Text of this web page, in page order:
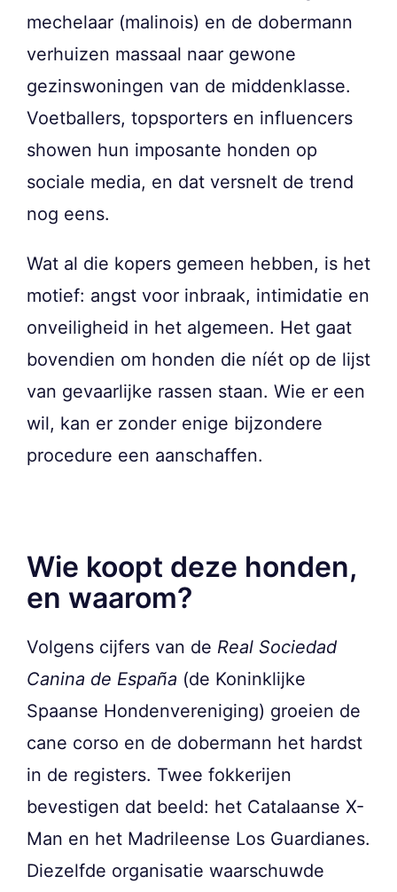
mechelaar (malinois) en de dobermann
verhuizen massaal naar gewone
gezinswoningen van de middenklasse.
Voetballers, topsporters en influencers
showen hun imposante honden op
sociale media, en dat versnelt de trend
nog eens.
Wat al die kopers gemeen hebben, is het
motief: angst voor inbraak, intimidatie en
onveiligheid in het algemeen. Het gaat
bovendien om honden die níét op de lijst
van gevaarlijke rassen staan. Wie er een
wil, kan er zonder enige bijzondere
procedure een aanschaffen.
Wie koopt deze honden,
en waarom?
Volgens cijfers van de Real Sociedad
Canina de España (de Koninklijke
Spaanse Hondenvereniging) groeien de
cane corso en de dobermann het hardst
in de registers. Twee fokkerijen
bevestigen dat beeld: het Catalaanse X-
Man en het Madrileense Los Guardianes.
Diezelfde organisatie waarschuwde